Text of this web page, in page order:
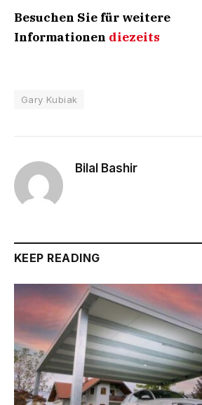
Besuchen Sie für weitere
Informationen diezeits
Gary Kubiak
Bilal Bashir
KEEP READING